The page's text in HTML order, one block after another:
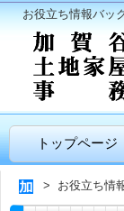
お役立ち情報バッ
トップページ
お役立ち情